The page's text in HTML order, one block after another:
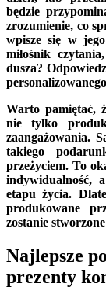
będzie
zrozumienie, co
wpisze się w
miłośnik
dusza?
Warto pamiętać,
nie tylko
zaangażowania.
takiego
przeżyciem. To
indywidualność,
etapu życia.
produkowane
zostanie
Najlepsze
prezenty